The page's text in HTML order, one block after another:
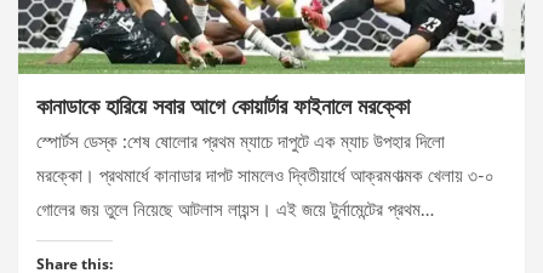
কানাডাকে হারিয়ে সবার আগে কোয়ার্টার ফাইনালে মরক্কো
স্পোর্টস ডেস্ক :শেষ ষোলোর প্রথম ম্যাচে দাপুটে এক ম্যাচ উপহার দিলো
মরক্কো। প্রথমার্ধে কানাডার দাপট সামলেও দ্বিতীয়ার্ধে আক্রমণাত্মক খেলায় ৩-০
গোলের জয় তুলে নিয়েছে আটলাস লায়ন্স। এই জয়ে টুর্নামেন্টের প্রথম…
Share this: